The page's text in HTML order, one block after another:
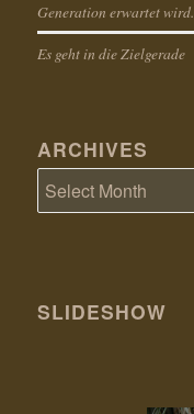
Generation erwartet wird.
Es geht in die Zielgerade
ARCHIVES
SLIDESHOW